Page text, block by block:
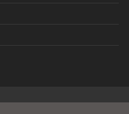
Designed and Developedby